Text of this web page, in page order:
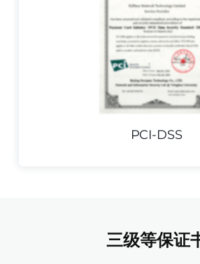
PCI-DSS
三级等保证